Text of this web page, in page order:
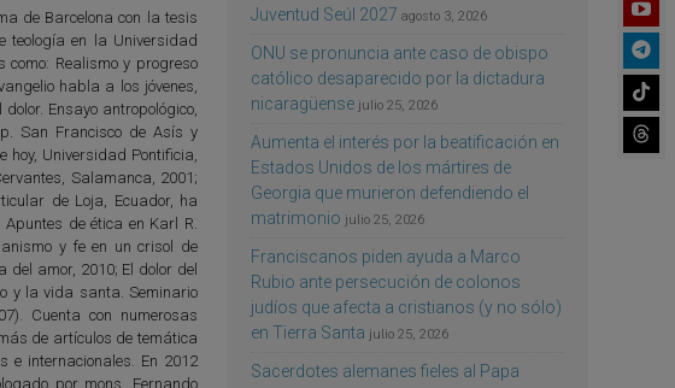
de Barcelona con la tesis
teología en la Universidad
Realismo y progreso
habla a los jóvenes,
Ensayo antropológico,
San Francisco de Asís y
hoy, Universidad Pontificia,
Salamanca, 2001;
de Loja, Ecuador, ha
de ética en Karl R.
y fe en un crisol de
del amor, 2010; El dolor del
y la vida santa. Seminario
Cuenta con numerosas
de artículos de temática
e internacionales. En 2012
por mons. Fernando
Juventud Seúl 2027 agosto 3, 2026
ONU se pronuncia ante caso de obispo
católico desaparecido por la dictadura
nicaragüense julio 25, 2026
Aumenta el interés por la beatificación en
Estados Unidos de los mártires de
Georgia que murieron defendiendo el
matrimonio julio 25, 2026
Franciscanos piden ayuda a Marco
Rubio ante persecución de colonos
judíos que afecta a cristianos (y no sólo)
en Tierra Santa julio 25, 2026
Sacerdotes alemanes fieles al Papa